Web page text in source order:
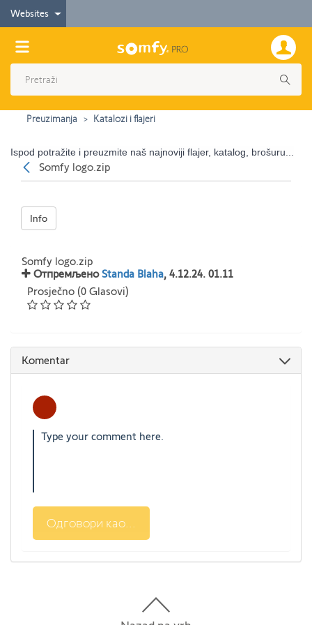
Websites
Preuzimanja Katalozi i flajeri
Ispod potražite i preuzmite naš najnoviji flajer, katalog, brošuru...
Nazad
Somfy logo.zip
Info
Somfy logo.zip
ОтпремљеноStanda Blaha, 4.12.24. 01.11
Prosječno (0 Glasovi)
Komentar
Одговори као...